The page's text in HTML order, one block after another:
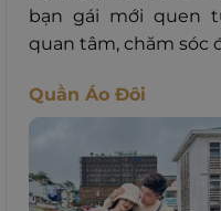
bạn gái mới quen
quan tâm, chăm sóc
Quần Áo Đôi